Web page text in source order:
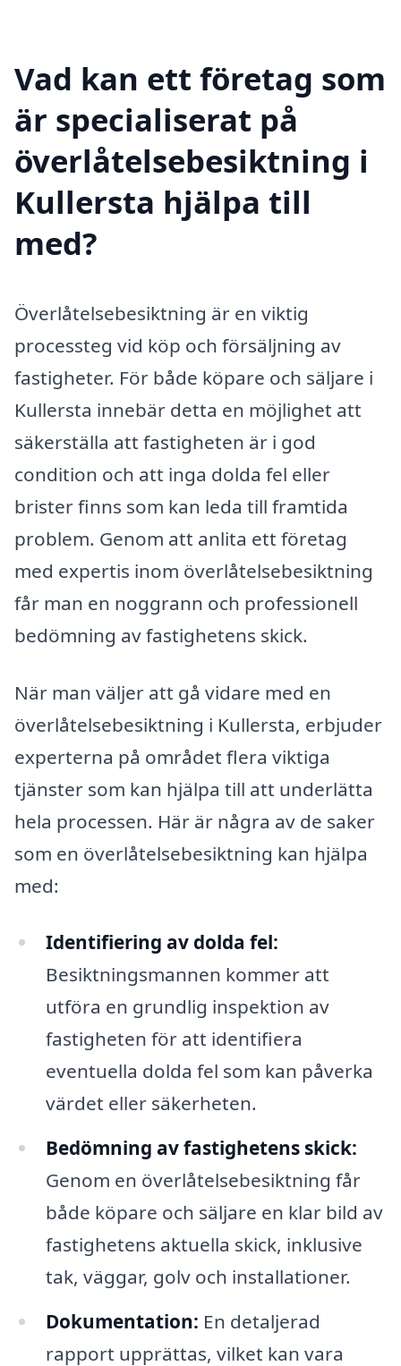
Vad kan ett företag som
är specialiserat på
överlåtelsebesiktning i
Kullersta hjälpa till
med?
Överlåtelsebesiktning är en viktig
processteg vid köp och försäljning av
fastigheter. För både köpare och säljare i
Kullersta innebär detta en möjlighet att
säkerställa att fastigheten är i god
condition och att inga dolda fel eller
brister finns som kan leda till framtida
problem. Genom att anlita ett företag
med expertis inom överlåtelsebesiktning
får man en noggrann och professionell
bedömning av fastighetens skick.
När man väljer att gå vidare med en
överlåtelsebesiktning i Kullersta, erbjuder
experterna på området flera viktiga
tjänster som kan hjälpa till att underlätta
hela processen. Här är några av de saker
som en överlåtelsebesiktning kan hjälpa
med:
Identifiering av dolda fel:
Besiktningsmannen kommer att
utföra en grundlig inspektion av
fastigheten för att identifiera
eventuella dolda fel som kan påverka
värdet eller säkerheten.
Bedömning av fastighetens skick:
Genom en överlåtelsebesiktning får
både köpare och säljare en klar bild av
fastighetens aktuella skick, inklusive
tak, väggar, golv och installationer.
Dokumentation: En detaljerad
rapport upprättas, vilket kan vara